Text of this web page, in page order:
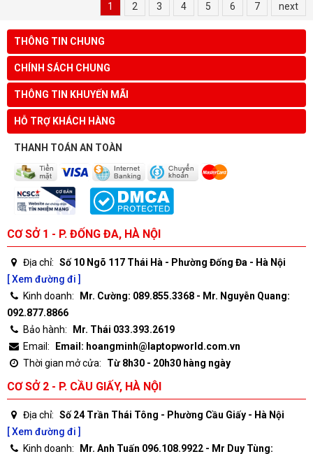
1 2 3 4 5 6 7 next
THÔNG TIN CHUNG
CHÍNH SÁCH CHUNG
THÔNG TIN KHUYẾN MÃI
HỖ TRỢ KHÁCH HÀNG
THANH TOÁN AN TOÀN
CƠ SỞ 1 - P. ĐỐNG ĐA, HÀ NỘI
Địa chỉ: Số 10 Ngõ 117 Thái Hà - Phường Đống Đa - Hà Nội
[ Xem đường đi ]
Kinh doanh:
Mr. Cường: 089.855.3368 - Mr. Nguyễn Quang:
092.877.8866
Bảo hành:
Mr. Thái 033.393.2619
Email:
Email: hoangminh@laptopworld.com.vn
Thời gian mở cửa:
Từ 8h30 - 20h30 hàng ngày
CƠ SỞ 2 - P. CẦU GIẤY, HÀ NỘI
Địa chỉ: Số 24 Trần Thái Tông - Phường Cầu Giấy - Hà Nội
[ Xem đường đi ]
Kinh doanh:
Mr. Anh Tuấn 096.108.9922 - Mr Duy Tùng: